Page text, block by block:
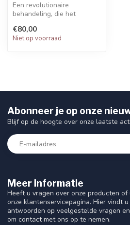
Een revolutionaire
behandeling, die het
makkelijker ma...
€80,00
Niet op voorraad
Meer informatie
Heeft u vragen over onze producten of
onze klantenservicepagina. Hier vindt
antwoorden op veelgestelde vragen
om contact met ons op te nemen.
Abonneer je op onze
Blijf op de hoogte over onze laatste